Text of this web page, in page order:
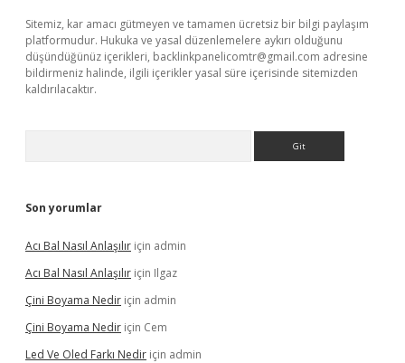
Sitemiz, kar amacı gütmeyen ve tamamen ücretsiz bir bilgi paylaşım
platformudur. Hukuka ve yasal düzenlemelere aykırı olduğunu
düşündüğünüz içerikleri, backlinkpanelicomtr@gmail.com adresine
bildirmeniz halinde, ilgili içerikler yasal süre içerisinde sitemizden
kaldırılacaktır.
Son yorumlar
Acı Bal Nasıl Anlaşılır için admin
Acı Bal Nasıl Anlaşılır için Ilgaz
Çini Boyama Nedir için admin
Çini Boyama Nedir için Cem
Led Ve Oled Farkı Nedir için admin